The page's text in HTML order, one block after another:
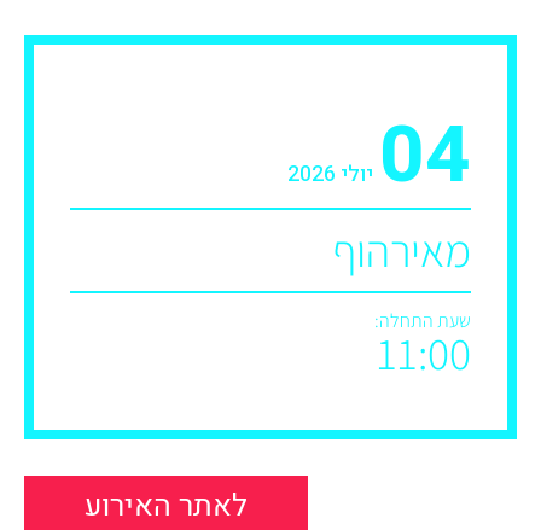
04 יולי 2026
מאירהוף
שעת התחלה:
11:00
לאתר האירוע